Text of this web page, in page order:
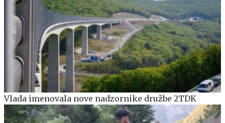
Vlada imenovala nove nadzornike družbe 2TDK